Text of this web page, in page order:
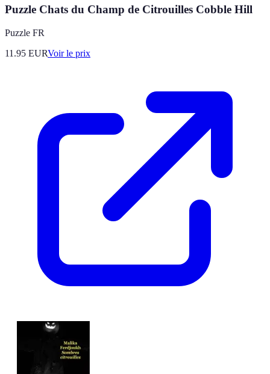
Puzzle Chats du Champ de Citrouilles Cobble Hill
Puzzle FR
11.95 EURVoir le prix